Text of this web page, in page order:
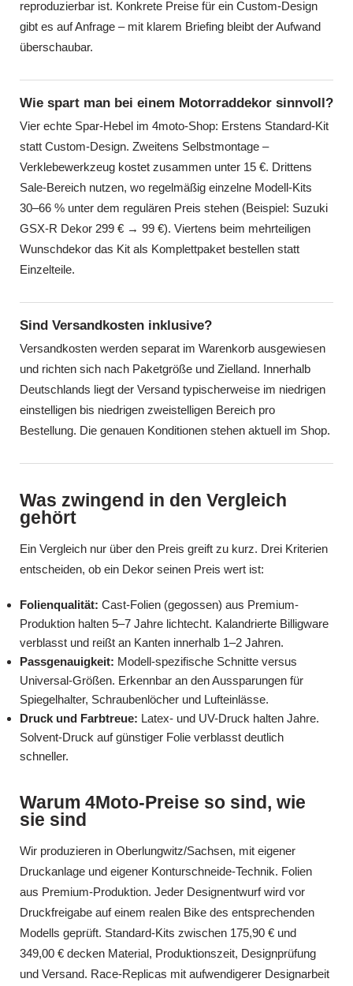
reproduzierbar ist. Konkrete Preise für ein Custom-Design
gibt es auf Anfrage – mit klarem Briefing bleibt der Aufwand
überschaubar.
Wie spart man bei einem Motorraddekor sinnvoll?
Vier echte Spar-Hebel im 4moto-Shop: Erstens Standard-Kit
statt Custom-Design. Zweitens Selbstmontage –
Verklebewerkzeug kostet zusammen unter 15 €. Drittens
Sale-Bereich nutzen, wo regelmäßig einzelne Modell-Kits
30–66 % unter dem regulären Preis stehen (Beispiel: Suzuki
GSX-R Dekor 299 € → 99 €). Viertens beim mehrteiligen
Wunschdekor das Kit als Komplettpaket bestellen statt
Einzelteile.
Sind Versandkosten inklusive?
Versandkosten werden separat im Warenkorb ausgewiesen
und richten sich nach Paketgröße und Zielland. Innerhalb
Deutschlands liegt der Versand typischerweise im niedrigen
einstelligen bis niedrigen zweistelligen Bereich pro
Bestellung. Die genauen Konditionen stehen aktuell im Shop.
Was zwingend in den Vergleich
gehört
Ein Vergleich nur über den Preis greift zu kurz. Drei Kriterien
entscheiden, ob ein Dekor seinen Preis wert ist:
Folienqualität: Cast-Folien (gegossen) aus Premium-
Produktion halten 5–7 Jahre lichtecht. Kalandrierte Billigware
verblasst und reißt an Kanten innerhalb 1–2 Jahren.
Passgenauigkeit: Modell-spezifische Schnitte versus
Universal-Größen. Erkennbar an den Aussparungen für
Spiegelhalter, Schraubenlöcher und Lufteinlässe.
Druck und Farbtreue: Latex- und UV-Druck halten Jahre.
Solvent-Druck auf günstiger Folie verblasst deutlich
schneller.
Warum 4Moto-Preise so sind, wie
sie sind
Wir produzieren in Oberlungwitz/Sachsen, mit eigener
Druckanlage und eigener Konturschneide-Technik. Folien
aus Premium-Produktion. Jeder Designentwurf wird vor
Druckfreigabe auf einem realen Bike des entsprechenden
Modells geprüft. Standard-Kits zwischen 175,90 € und
349,00 € decken Material, Produktionszeit, Designprüfung
und Versand. Race-Replicas mit aufwendigerer Designarbeit